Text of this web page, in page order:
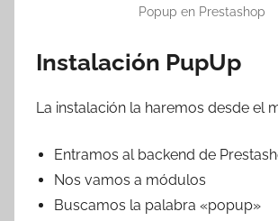
Popup en Prestashop
Instalación PupUp
La instalación la haremos desde el
Entramos al backend de
Nos vamos a módulos
Buscamos la palabra «popup»